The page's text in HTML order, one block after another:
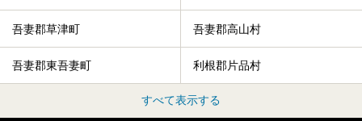
吾妻郡草津町 吾妻郡高山村
吾妻郡東吾妻町 利根郡片品村
すべて表示する